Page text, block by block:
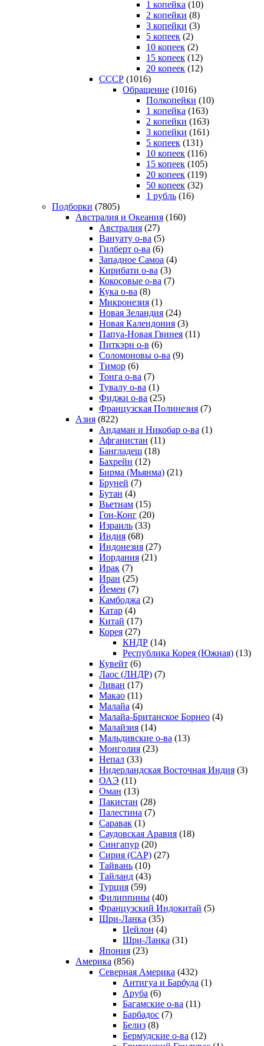
1 копейка (10)
2 копейки (8)
3 копейки (3)
5 копеек (2)
10 копеек (2)
15 копеек (12)
20 копеек (12)
СССР (1016)
Обращение (1016)
Полкопейки (10)
1 копейка (163)
2 копейки (163)
3 копейки (161)
5 копеек (131)
10 копеек (116)
15 копеек (105)
20 копеек (119)
50 копеек (32)
1 рубль (16)
Подборки (7805)
Австралия и Океания (160)
Австралия (27)
Вануату о-ва (5)
Гилберт о-ва (6)
Западное Самоа (4)
Кирибати о-ва (3)
Кокосовые о-ва (7)
Кука о-ва (8)
Микронезия (1)
Новая Зеландия (24)
Новая Календония (3)
Папуа-Новая Гвинея (11)
Питкэрн о-в (6)
Соломоновы о-ва (9)
Тимор (6)
Тонга о-ва (7)
Тувалу о-ва (1)
Фиджи о-ва (25)
Французская Полинезия (7)
Азия (822)
Андаман и Никобар о-ва (1)
Афганистан (11)
Бангладеш (18)
Бахрейн (12)
Бирма (Мьянма) (21)
Бруней (7)
Бутан (4)
Вьетнам (15)
Гон-Конг (20)
Израиль (33)
Индия (68)
Индонезия (27)
Иордания (21)
Ирак (7)
Иран (25)
Йемен (7)
Камбоджа (2)
Катар (4)
Китай (17)
Корея (27)
КНДР (14)
Республика Корея (Южная) (13)
Кувейт (6)
Лаос (ЛНДР) (7)
Ливан (17)
Макао (11)
Малайа (4)
Малайа-Британское Борнео (4)
Малайзия (14)
Мальдивские о-ва (13)
Монголия (23)
Непал (33)
Нидерландская Восточная Индия (3)
ОАЭ (11)
Оман (13)
Пакистан (28)
Палестина (7)
Саравак (1)
Саудовская Аравия (18)
Сингапур (20)
Сирия (САР) (27)
Тайвань (10)
Тайланд (43)
Турция (59)
Филиппины (40)
Французский Индокитай (5)
Шри-Ланка (35)
Цейлон (4)
Шри-Ланка (31)
Япония (23)
Америка (856)
Северная Америка (432)
Антигуа и Барбуда (1)
Аруба (6)
Багамские о-ва (11)
Барбадос (7)
Белиз (8)
Бермудские о-ва (12)